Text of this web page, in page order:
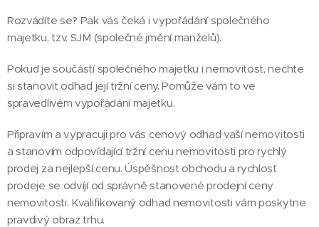
Rozvádíte se? Pak vás čeká i vypořádání společného
majetku, tzv. SJM (společné jmění manželů).
Pokud je součástí společného majetku i nemovitost, nechte
si stanovit odhad její tržní ceny. Pomůže vám to ve
spravedlivém vypořádání majetku.
Připravím a vypracuji pro vás cenový odhad vaší nemovitosti
a stanovím odpovídající tržní cenu nemovitosti pro rychlý
prodej za nejlepší cenu. Úspěšnost obchodu a rychlost
prodeje se odvíjí od správně stanovené prodejní ceny
nemovitosti. Kvalifikovaný odhad nemovitosti vám poskytne
pravdivý obraz trhu.